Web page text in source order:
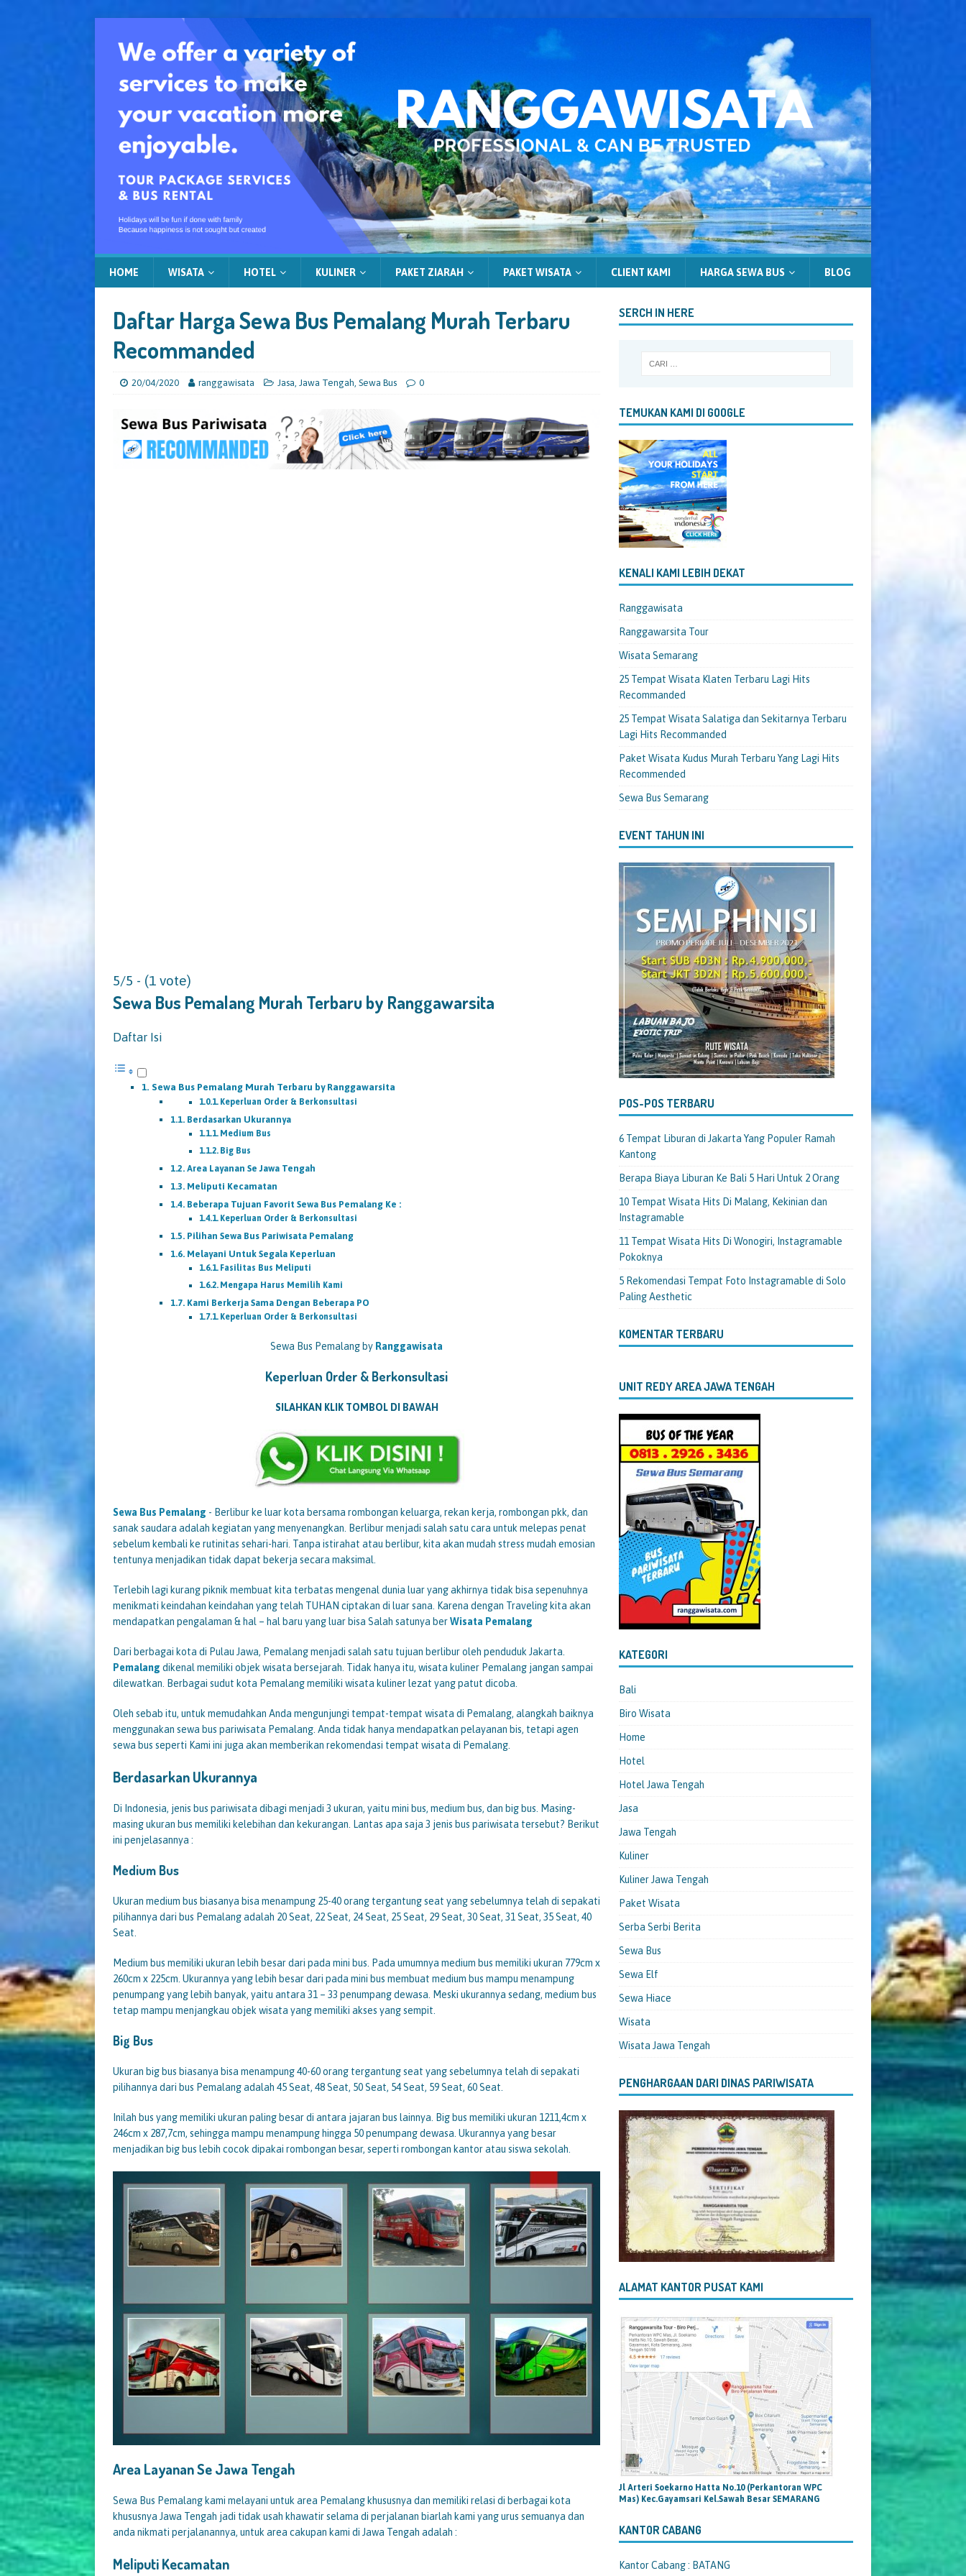
HOME WISATA HOTEL KULINER PAKET ZIARAH PAKET WISATA CLIENT KAMI HARGA SEWA BUS BLOG
Daftar Harga Sewa Bus Pemalang Murah Terbaru
Recommanded
20/04/2020 ranggawisata Jasa Jawa Tengah Sewa Bus 0
5/5 - (1 vote)
Sewa Bus Pemalang Murah Terbaru by Ranggawarsita
Daftar Isi
Sewa Bus Pemalang Murah Terbaru by Ranggawarsita
Keperluan Order & Berkonsultasi
Berdasarkan Ukurannya
Medium Bus
Big Bus
Area Layanan Se Jawa Tengah
Meliputi Kecamatan
Beberapa Tujuan Favorit Sewa Bus Pemalang Ke :
Keperluan Order & Berkonsultasi
Pilihan Sewa Bus Pariwisata Pemalang
Melayani Untuk Segala Keperluan
Fasilitas Bus Meliputi
Mengapa Harus Memilih Kami
Kami Berkerja Sama Dengan Beberapa PO
Keperluan Order & Berkonsultasi
Sewa Bus Pemalang by Ranggawisata
Keperluan Order & Berkonsultasi
SILAHKAN KLIK TOMBOL DI BAWAH
Sewa Bus Pemalang - Berlibur ke luar kota bersama rombongan keluarga, rekan kerja, rombongan pkk, dan
sanak saudara adalah kegiatan yang menyenangkan. Berlibur menjadi salah satu cara untuk melepas penat
sebelum kembali ke rutinitas sehari-hari. Tanpa istirahat atau berlibur, kita akan mudah stress mudah emosian
tentunya menjadikan tidak dapat bekerja secara maksimal.
Terlebih lagi kurang piknik membuat kita terbatas mengenal dunia luar yang akhirnya tidak bisa sepenuhnya
menikmati keindahan keindahan yang telah TUHAN ciptakan di luar sana. Karena dengan Traveling kita akan
mendapatkan pengalaman & hal – hal baru yang luar bisa Salah satunya berWisata Pemalang
Dari berbagai kota di Pulau Jawa, Pemalang menjadi salah satu tujuan berlibur oleh penduduk Jakarta.
Pemalang dikenal memiliki objek wisata bersejarah. Tidak hanya itu, wisata kuliner Pemalang jangan sampai
dilewatkan. Berbagai sudut kota Pemalang memiliki wisata kuliner lezat yang patut dicoba.
Oleh sebab itu, untuk memudahkan Anda mengunjungi tempat-tempat wisata di Pemalang, alangkah baiknya
menggunakan sewa bus pariwisata Pemalang. Anda tidak hanya mendapatkan pelayanan bis, tetapi agen
sewa bus seperti Kami ini juga akan memberikan rekomendasi tempat wisata di Pemalang.
Berdasarkan Ukurannya
Di Indonesia, jenis bus pariwisata dibagi menjadi 3 ukuran, yaitu mini bus, medium bus, dan big bus. Masing-
masing ukuran bus memiliki kelebihan dan kekurangan. Lantas apa saja 3 jenis bus pariwisata tersebut? Berikut
ini penjelasannya :
Medium Bus
Ukuran medium bus biasanya bisa menampung 25-40 orang tergantung seat yang sebelumnya telah di sepakati
pilihannya dari bus Pemalang adalah 20 Seat, 22 Seat, 24 Seat, 25 Seat, 29 Seat, 30 Seat, 31 Seat, 35 Seat, 40
Seat.
Medium bus memiliki ukuran lebih besar dari pada mini bus. Pada umumnya medium bus memiliki ukuran 779cm x
260cm x 225cm. Ukurannya yang lebih besar dari pada mini bus membuat medium bus mampu menampung
penumpang yang lebih banyak, yaitu antara 31 – 33 penumpang dewasa. Meski ukurannya sedang, medium bus
tetap mampu menjangkau objek wisata yang memiliki akses yang sempit.
Big Bus
Ukuran big bus biasanya bisa menampung 40-60 orang tergantung seat yang sebelumnya telah di sepakati
pilihannya dari bus Pemalang adalah 45 Seat, 48 Seat, 50 Seat, 54 Seat, 59 Seat, 60 Seat.
Inilah bus yang memiliki ukuran paling besar di antara jajaran bus lainnya. Big bus memiliki ukuran 1211,4cm x
246cm x 287,7cm, sehingga mampu menampung hingga 50 penumpang dewasa. Ukurannya yang besar
menjadikan big bus lebih cocok dipakai rombongan besar, seperti rombongan kantor atau siswa sekolah.
Area Layanan Se Jawa Tengah
Sewa Bus Pemalang kami melayani untuk area Pemalang khususnya dan memiliki relasi di berbagai kota
khususnya Jawa Tengah jadi tidak usah khawatir selama di perjalanan biarlah kami yang urus semuanya dan
anda nikmati perjalanannya, untuk area cakupan kami di Jawa Tengah adalah :
Meliputi Kecamatan
SERCH IN HERE
TEMUKAN KAMI DI GOOGLE
KENALI KAMI LEBIH DEKAT
Ranggawisata
Ranggawarsita Tour
Wisata Semarang
25 Tempat Wisata Klaten Terbaru Lagi Hits
Recommanded
25 Tempat Wisata Salatiga dan Sekitarnya Terbaru
Lagi Hits Recommanded
Paket Wisata Kudus Murah Terbaru Yang Lagi Hits
Recommended
Sewa Bus Semarang
EVENT TAHUN INI
POS-POS TERBARU
6 Tempat Liburan di Jakarta Yang Populer Ramah
Kantong
Berapa Biaya Liburan Ke Bali 5 Hari Untuk 2 Orang
10 Tempat Wisata Hits Di Malang, Kekinian dan
Instagramable
11 Tempat Wisata Hits Di Wonogiri, Instagramable
Pokoknya
5 Rekomendasi Tempat Foto Instagramable di Solo
Paling Aesthetic
KOMENTAR TERBARU
UNIT REDY AREA JAWA TENGAH
KATEGORI
Bali
Biro Wisata
Home
Hotel
Hotel Jawa Tengah
Jasa
Jawa Tengah
Kuliner
Kuliner Jawa Tengah
Paket Wisata
Serba Serbi Berita
Sewa Bus
Sewa Elf
Sewa Hiace
Wisata
Wisata Jawa Tengah
PENGHARGAAN DARI DINAS PARIWISATA
ALAMAT KANTOR PUSAT KAMI
Jl Arteri Soekarno Hatta No.10 (Perkantoran WPC
Mas) Kec.Gayamsari Kel.Sawah Besar SEMARANG
KANTOR CABANG
Kantor Cabang : BATANG